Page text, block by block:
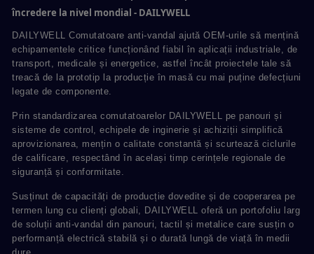
încredere la nivel mondial - DAILYWELL
DAILYWELL Comutatoare anti-vandal ajută OEM-urile să mențină
echipamentele critice funcționând fiabil în aplicații industriale, de
transport, medicale și energetice, astfel încât proiectele tale să
treacă de la prototip la producție în masă cu mai puține defecțiuni
legate de componente.
Prin standardizarea comutatoarelor DAILYWELL pe panouri și
sisteme de control, echipele de inginerie și achiziții simplifică
aprovizionarea, mențin o calitate constantă și scurtează ciclurile
de calificare, respectând în același timp cerințele regionale de
siguranță și conformitate.
Susținut de capacități de producție dovedite și de cooperarea pe
termen lung cu clienți globali, DAILYWELL oferă un portofoliu larg
de soluții anti-vandal din panouri, tactil și metalice care susțin o
performanță electrică stabilă și o durată lungă de viață în medii